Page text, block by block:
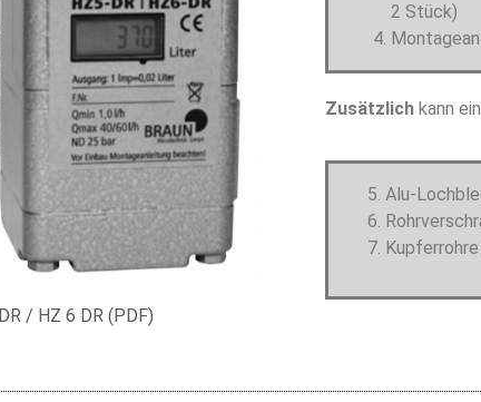
/ HZ 6 DR (PDF)
2 Stück)
Zusätzlich kann
5. Alu-
6.
7.